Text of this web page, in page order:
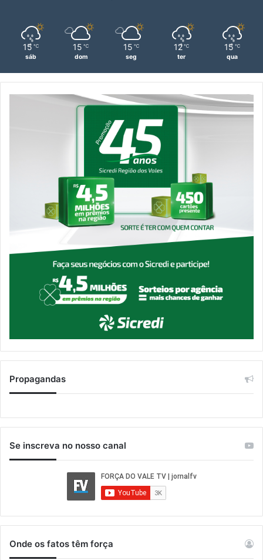
15 ℃
sáb
15 ℃
dom
15 ℃
seg
12 ℃
ter
15 ℃
qua
Propagandas
Se inscreva no nosso canal
Onde os fatos têm força